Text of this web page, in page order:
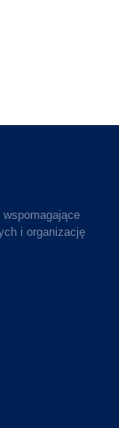
i organizację